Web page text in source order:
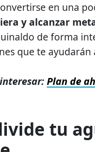
en una
y alcanzar
de forma
que te ayudarán
Plan de
tu